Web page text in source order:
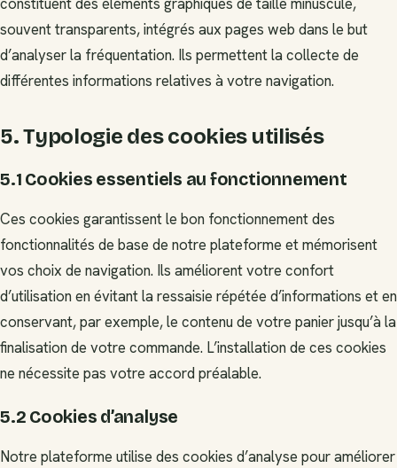
souvent transparents, intégrés aux pages web dans le but
d’analyser la fréquentation. Ils permettent la collecte de
différentes informations relatives à votre navigation.
5. Typologie des cookies utilisés
5.1 Cookies essentiels au fonctionnement
Ces cookies garantissent le bon fonctionnement des
fonctionnalités de base de notre plateforme et mémorisent
vos choix de navigation. Ils améliorent votre confort
d’utilisation en évitant la ressaisie répétée d’informations et en
conservant, par exemple, le contenu de votre panier jusqu’à la
finalisation de votre commande. L’installation de ces cookies
ne nécessite pas votre accord préalable.
5.2 Cookies d’analyse
Notre plateforme utilise des cookies d’analyse pour améliorer